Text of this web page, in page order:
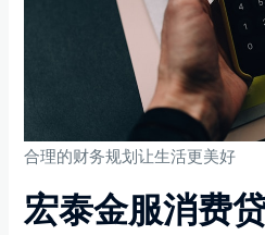
合理的财务规划让生活更美好
宏泰金服消费